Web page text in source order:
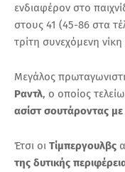
ενδιαφέρον στο
στους 41 (45-86 στα
τρίτη συνεχόμενη
Μεγάλος
Ραντλ, ο οποίος
ασίστ σουτάροντας
Έτσι οι Τίμπεργουλβς
της δυτικής